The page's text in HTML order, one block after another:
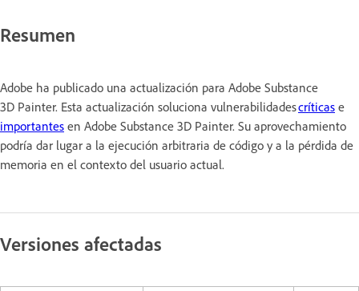
Resumen
Adobe ha publicado una actualización para Adobe Substance
3D Painter. Esta actualización soluciona vulnerabilidadescríticas e
importantes en Adobe Substance 3D Painter. Su aprovechamiento
podría dar lugar a la ejecución arbitraria de código y a la pérdida de
memoria en el contexto del usuario actual.
Versiones afectadas